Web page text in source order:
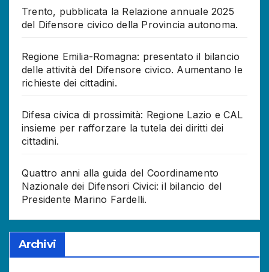
Trento, pubblicata la Relazione annuale 2025
del Difensore civico della Provincia autonoma.
Regione Emilia-Romagna: presentato il bilancio
delle attività del Difensore civico. Aumentano le
richieste dei cittadini.
Difesa civica di prossimità: Regione Lazio e CAL
insieme per rafforzare la tutela dei diritti dei
cittadini.
Quattro anni alla guida del Coordinamento
Nazionale dei Difensori Civici: il bilancio del
Presidente Marino Fardelli.
Archivi